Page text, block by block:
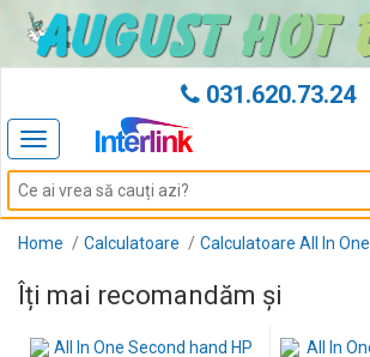
031.620.73.24
Toggle
navigation
Home Calculatoare Calculatoare All In One
Îți mai recomandăm și